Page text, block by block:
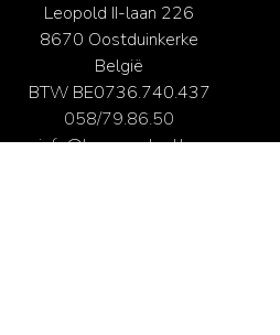
Leopold II-laan 226
8670 Oostduinkerke
België
BTW BE0736.740.437
058/79.86.50
info@huysmedard.be